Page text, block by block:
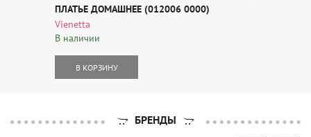
ПЛАТЬЕ ДОМАШНЕЕ (012006 0000)
Vienetta
В наличии
В КОРЗИНУ
БРЕНДЫ